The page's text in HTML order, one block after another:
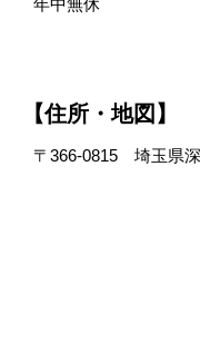
年中無休
【住所・地図】
〒366-0815 埼玉県